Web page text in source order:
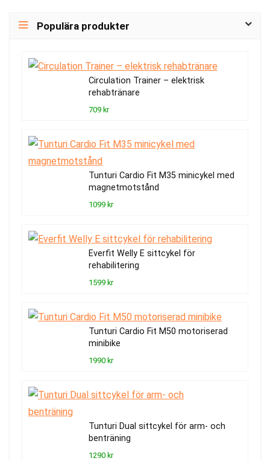
Populära produkter
Circulation Trainer – elektrisk
rehabtränare
709 kr
Tunturi Cardio Fit M35 minicykel med
magnetmotstånd
1099 kr
Everfit Welly E sittcykel för
rehabilitering
1599 kr
Tunturi Cardio Fit M50 motoriserad
minibike
1990 kr
Tunturi Dual sittcykel för arm- och
benträning
1290 kr